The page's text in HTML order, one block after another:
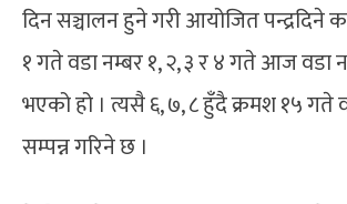
दिन सञ्चालन हुने गरी आयोजित पन्द्रदिने
१ गते वडा नम्बर १, २, ३ र ४ गते आज वडा
भएको हो । त्यसै ६, ७, ८ हुँदै क्रमश १५ गते
सम्पन्न गरिने छ ।